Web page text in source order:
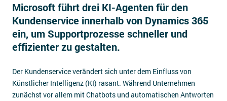
Microsoft führt drei KI-Agenten für den
Kundenservice innerhalb von Dynamics 365
ein, um Supportprozesse schneller und
effizienter zu gestalten.
Der Kundenservice verändert sich unter dem Einfluss von
Künstlicher Intelligenz (KI) rasant. Während Unternehmen
zunächst vor allem mit Chatbots und automatischen Antworten